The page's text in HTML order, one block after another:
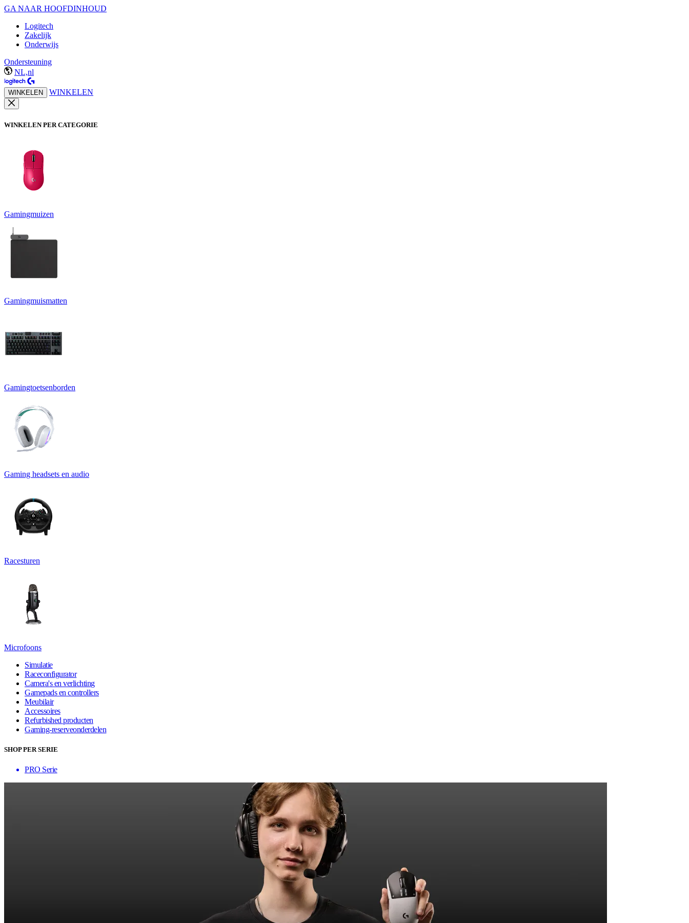
GA NAAR HOOFDINHOUD
Logitech
Zakelijk
Onderwijs
Ondersteuning
NL,nl
WINKELEN WINKELEN
WINKELEN PER CATEGORIE
Gamingmuizen
Gamingmuismatten
Gamingtoetsenborden
Gaming headsets en audio
Racesturen
Microfoons
Simulatie
Raceconfigurator
Camera's en verlichting
Gamepads en controllers
Meubilair
Accessoires
Refurbished producten
Gaming-reserveonderdelen
SHOP PER SERIE
PRO Serie